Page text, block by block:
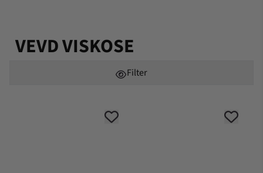
VEVD VISKOSE
Filter